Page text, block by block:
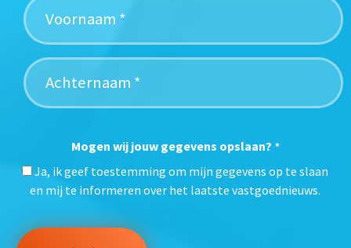
Mogen wij jouw gegevens opslaan? *
Ja, ik geef toestemming om mijn gegevens op te slaan
en mij te informeren over het laatste vastgoednieuws.